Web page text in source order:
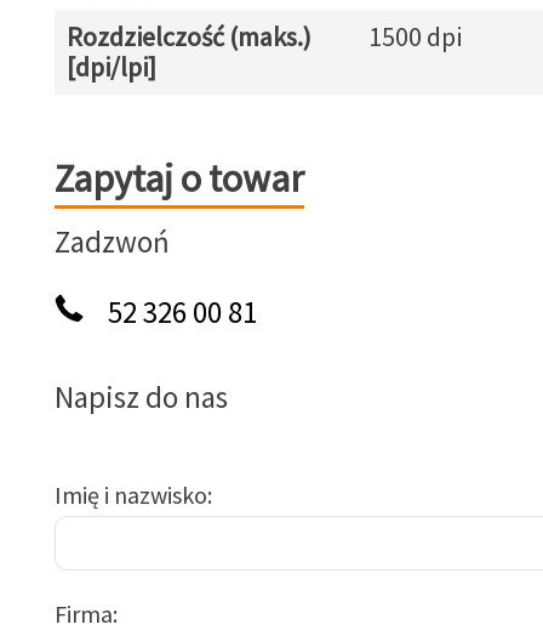
Rozdzielczość (maks.)
[dpi/lpi]
1500 dpi
Zapytaj o towar
Zapytaj o towar
Zadzwoń
52 326 00 81
Napisz do nas
Imię i nazwisko
Firma